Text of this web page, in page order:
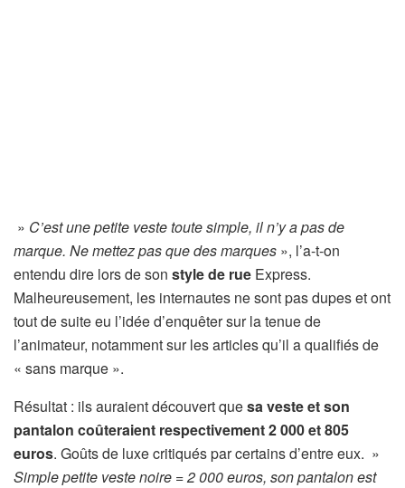
» C’est une petite veste toute simple, il n’y a pas de
marque. Ne mettez pas que des marques », l’a-t-on
entendu dire lors de son style de rue Express.
Malheureusement, les internautes ne sont pas dupes et ont
tout de suite eu l’idée d’enquêter sur la tenue de
l’animateur, notamment sur les articles qu’il a qualifiés de
« sans marque ».
Résultat : ils auraient découvert quesa veste et son
pantalon coûteraient respectivement 2 000 et 805
euros. Goûts de luxe critiqués par certains d’entre eux. »
Simple petite veste noire = 2 000 euros, son pantalon est